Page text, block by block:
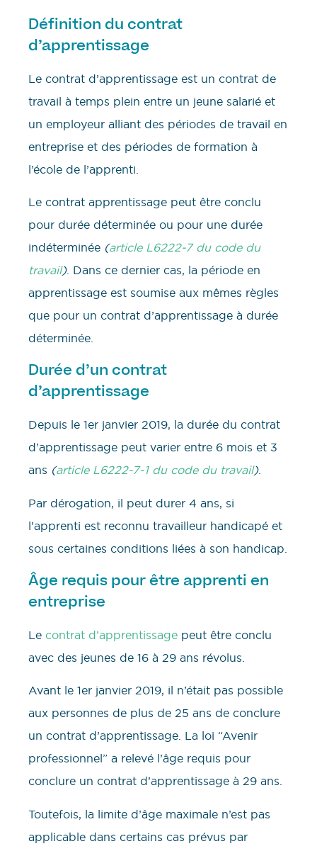
Définition du contrat
d’apprentissage
Le contrat d’apprentissage est un contrat de
travail à temps plein entre un jeune salarié et
un employeur alliant des périodes de travail en
entreprise et des périodes de formation à
l’école de l’apprenti.
Le contrat apprentissage peut être conclu
pour durée déterminée ou pour une durée
indéterminée (article L6222-7 du code du
travail). Dans ce dernier cas, la période en
apprentissage est soumise aux mêmes règles
que pour un contrat d’apprentissage à durée
déterminée.
Durée d’un contrat
d’apprentissage
Depuis le 1er janvier 2019, la durée du contrat
d’apprentissage peut varier entre 6 mois et 3
ans (article L6222-7-1 du code du travail).
Par dérogation, il peut durer 4 ans, si
l’apprenti est reconnu travailleur handicapé et
sous certaines conditions liées à son handicap.
Âge requis pour être apprenti en
entreprise
Le contrat d’apprentissage peut être conclu
avec des jeunes de 16 à 29 ans révolus.
Avant le 1er janvier 2019, il n’était pas possible
aux personnes de plus de 25 ans de conclure
un contrat d’apprentissage. La loi “Avenir
professionnel” a relevé l’âge requis pour
conclure un contrat d’apprentissage à 29 ans.
Toutefois, la limite d’âge maximale n’est pas
applicable dans certains cas prévus par